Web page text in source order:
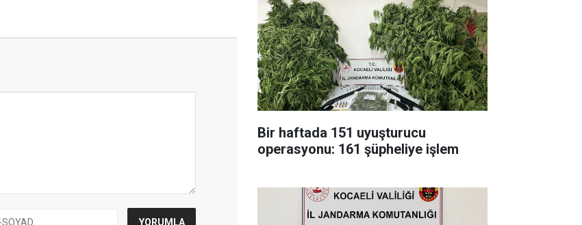
Bir haftada 151 uyuşturucu
operasyonu: 161 şüpheliye işlem